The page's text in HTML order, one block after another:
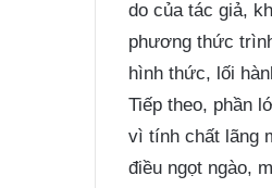
do của tác giả,
phương thức
hình thức, lối
Tiếp theo, phần
vì tính chất lãng
điều ngọt ngào,